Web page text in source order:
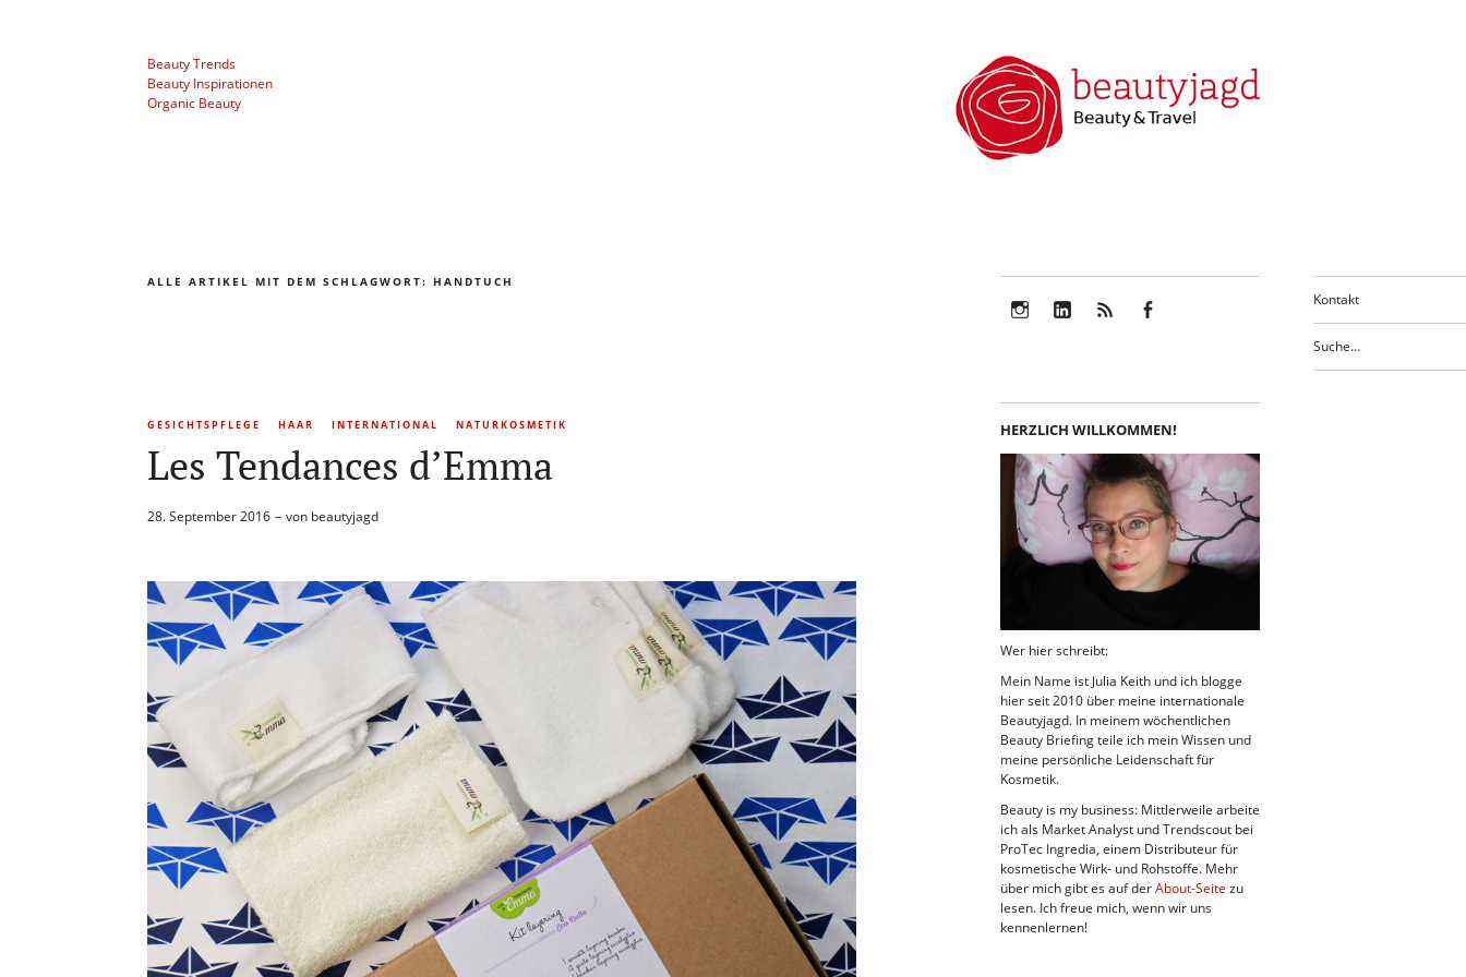
Kontakt
Beauty Trends
Beauty Inspirationen
Organic Beauty
ALLE ARTIKEL MIT DEM SCHLAGWORT: HANDTUCH
GESICHTSPFLEGE HAAR INTERNATIONAL NATURKOSMETIK
Les Tendances d’Emma
28. September 2016 von beautyjagd
HERZLICH WILLKOMMEN!
Wer hier schreibt:
Mein Name ist Julia Keith und ich blogge
hier seit 2010 über meine internationale
Beautyjagd. In meinem wöchentlichen
Beauty Briefing teile ich mein Wissen und
meine persönliche Leidenschaft für
Kosmetik.
Beauty is my business: Mittlerweile arbeite
ich als Market Analyst und Trendscout bei
ProTec Ingredia, einem Distributeur für
kosmetische Wirk- und Rohstoffe. Mehr
über mich gibt es auf derAbout-Seite zu
lesen. Ich freue mich, wenn wir uns
kennenlernen!